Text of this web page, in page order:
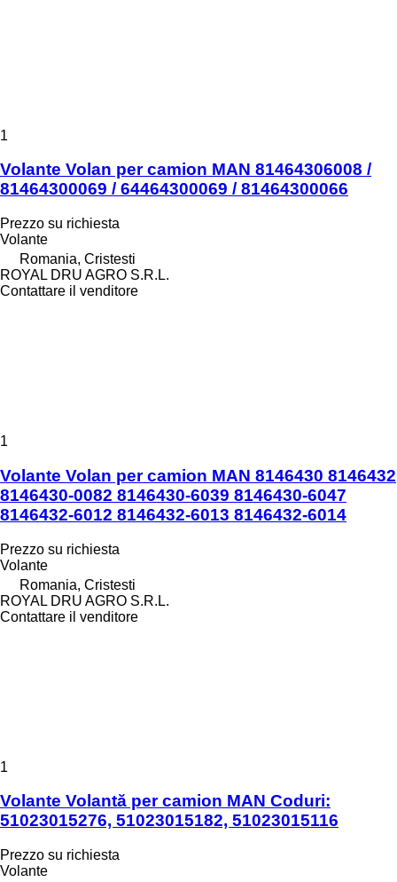
1
Volante Volan per camion MAN 81464306008 /
81464300069 / 64464300069 / 81464300066
Prezzo su richiesta
Volante
Romania, Cristesti
ROYAL DRU AGRO S.R.L.
Contattare il venditore
1
Volante Volan per camion MAN 8146430 8146432
8146430-0082 8146430-6039 8146430-6047
8146432-6012 8146432-6013 8146432-6014
Prezzo su richiesta
Volante
Romania, Cristesti
ROYAL DRU AGRO S.R.L.
Contattare il venditore
1
Volante Volantă per camion MAN Coduri:
51023015276, 51023015182, 51023015116
Prezzo su richiesta
Volante